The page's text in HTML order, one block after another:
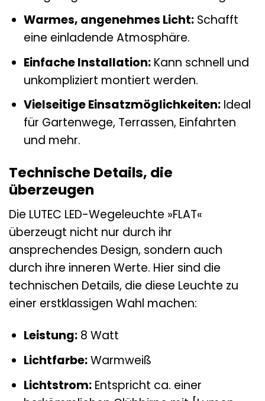
Warmes, angenehmes Licht:Schafft
eine einladende Atmosphäre.
Einfache Installation:Kann schnell und
unkompliziert montiert werden.
Vielseitige Einsatzmöglichkeiten:Ideal
für Gartenwege, Terrassen, Einfahrten
und mehr.
Technische Details, die
überzeugen
Die LUTEC LED-Wegeleuchte »FLAT«
überzeugt nicht nur durch ihr
ansprechendes Design, sondern auch
durch ihre inneren Werte. Hier sind die
technischen Details, die diese Leuchte zu
einer erstklassigen Wahl machen:
Leistung:8 Watt
Lichtfarbe:Warmweiß
Lichtstrom:Entspricht ca. einer